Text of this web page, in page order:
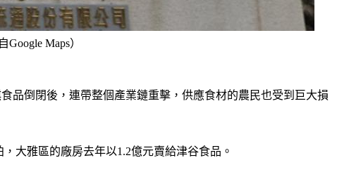
Maps）
品倒閉後，連帶整個產業鏈重擊，供應食材的農民也受到巨大損
大雅區的廠房去年以1.2億元賣給津谷食品。